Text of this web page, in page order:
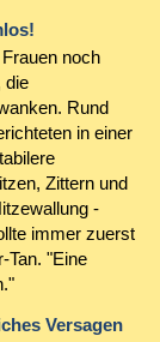
noch
die
Rund
in einer
Zittern und
-
immer zuerst
Tan. "Eine
Versagen